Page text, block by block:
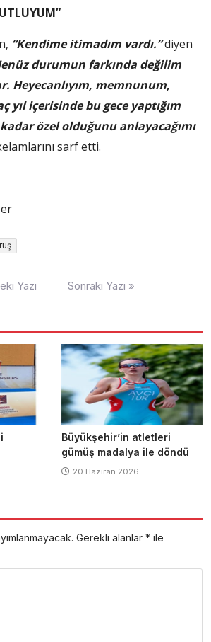
“Kendime itimadım vardı.”diyen
durumun farkında değilim
Heyecanlıyım, memnunum,
yıl içerisinde bu gece yaptığım
özel olduğunu anlayacağımı
sarf etti.
Yazı Sonraki Yazı »
Büyükşehir’in atletleri
gümüş madalya ile döndü
20 Haziran 2026
Gerekli alanlar * ile